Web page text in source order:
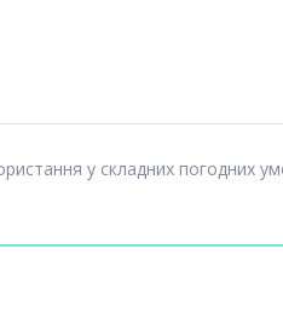
у складних погодних